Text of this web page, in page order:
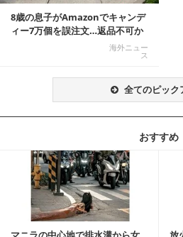
8歳の息子がAmazonでキャンデ
ィー7万個を誤注文…返品不可か
海外ニュー
ス
全てのピック
おすすめ
記事を読む